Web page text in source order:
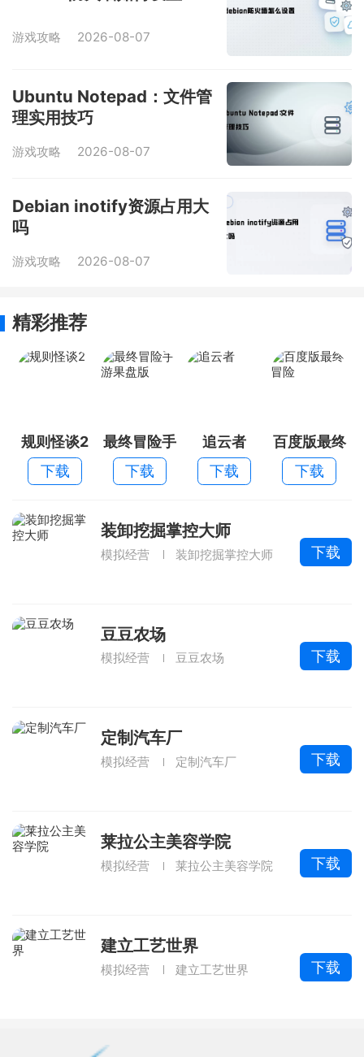
游戏攻略 2026-08-07
Ubuntu Notepad：文件管
理实用技巧
游戏攻略 2026-08-07
Debian inotify资源占用大
吗
游戏攻略 2026-08-07
精彩推荐
规则怪谈2
下载
最终冒险手
游果盘版
下载
追云者
下载
百度版最终
冒险
下载
装卸挖掘掌控大师
模拟经营 装卸挖掘掌控大师 下载
豆豆农场
模拟经营 豆豆农场 下载
定制汽车厂
模拟经营 定制汽车厂 下载
莱拉公主美容学院
模拟经营 莱拉公主美容学院 下载
建立工艺世界
模拟经营 建立工艺世界 下载